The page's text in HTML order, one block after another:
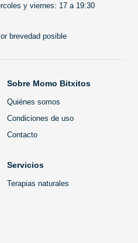
y viernes: 17 a 19:30
brevedad posible
Sobre Momo Bitxitos
Quiénes somos
Condiciones de uso
Contacto
Servicios
Terapias naturales